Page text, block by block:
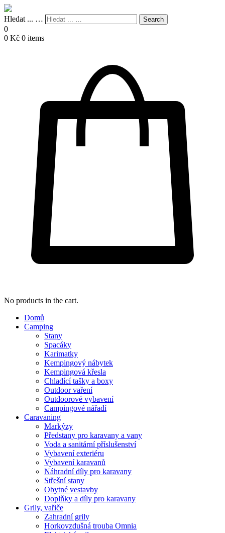
Hledat ... … Search
0
0 Kč 0 items
No products in the cart.
Domů
Camping
Stany
Spacáky
Karimatky
Kempingový nábytek
Kempingová křesla
Chladící tašky a boxy
Outdoor vaření
Outdoorové vybavení
Campingové nářadí
Caravaning
Markýzy
Předstany pro karavany a vany
Voda a sanitární příslušenství
Vybavení exteriéru
Vybavení karavanů
Náhradní díly pro karavany
Střešní stany
Obytné vestavby
Doplňky a díly pro karavany
Grily, vařiče
Zahradní grily
Horkovzdušná trouba Omnia